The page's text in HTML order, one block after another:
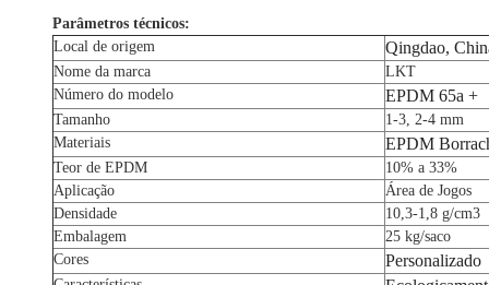
Parâmetros técnicos:
Local de origem
Qingdao,
Nome da marca
LKT
Número do modelo
EPDM 65a +
Tamanho
1-3, 2-4 mm
Materiais
EPDM
Teor de EPDM
10% a 33%
Aplicação
Área de Jogos
Densidade
10,3-1,8 g/cm3
Embalagem
25 kg/saco
Cores
Personalizado